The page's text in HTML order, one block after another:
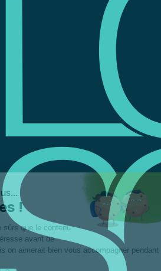
Salut c'est nous...
les Cookies !
On a attendu d'être sûrs que le contenu
de ce site vous intéresse avant de
vous déranger, mais on aimerait bien